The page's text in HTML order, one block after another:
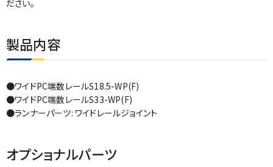
ださい。
製品内容
●ワイドPC端数レールS18.5-WP(F)
●ワイドPC端数レールS33-WP(F)
●ランナーパーツ: ワイドレールジョイント
オプショナルパーツ